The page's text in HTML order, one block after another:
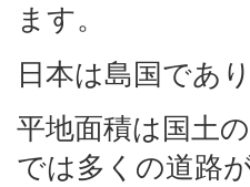
ます。
日本は島国であ
平地面積は国土
では多くの道路